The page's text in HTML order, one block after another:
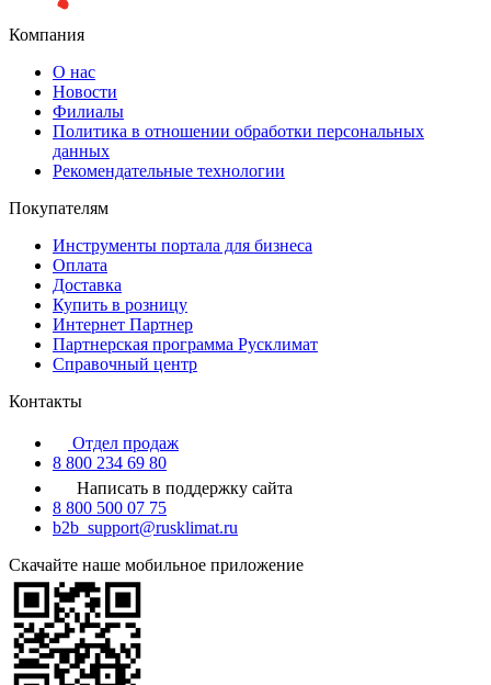
Компания
О нас
Новости
Филиалы
Политика в отношении обработки персональных
данных
Рекомендательные технологии
Покупателям
Инструменты портала для бизнеса
Оплата
Доставка
Купить в розницу
Интернет Партнер
Партнерская программа Русклимат
Справочный центр
Контакты
Отдел продаж
8 800 234 69 80
Написать в поддержку сайта
8 800 500 07 75
b2b_support@rusklimat.ru
Скачайте наше мобильное приложение